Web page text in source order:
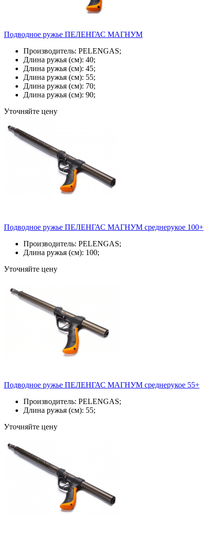
Подводное ружье ПЕЛЕНГАС МАГНУМ
Производитель: PELENGAS;
Длина ружья (см): 40;
Длина ружья (см): 45;
Длина ружья (см): 55;
Длина ружья (см): 70;
Длина ружья (см): 90;
Уточняйте цену
Подводное ружье ПЕЛЕНГАС МАГНУМ среднерукое 100+
Производитель: PELENGAS;
Длина ружья (см): 100;
Уточняйте цену
Подводное ружье ПЕЛЕНГАС МАГНУМ среднерукое 55+
Производитель: PELENGAS;
Длина ружья (см): 55;
Уточняйте цену